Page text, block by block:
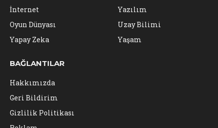
İnternet
Oyun Dünyası
Yapay Zeka
Yazılım
Uzay Bilimi
Yaşam
BAĞLANTILAR
Hakkımızda
Geri Bildirim
Gizlilik Politikası